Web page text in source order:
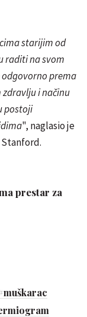
starijim od
raditi na svom
odgovorno prema
i načinu
postoji
", naglasio je
prestar za
muškarac